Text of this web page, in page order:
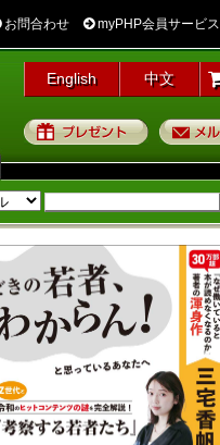
お問合わせ myPHP会員サービス
English 中文
プレゼント